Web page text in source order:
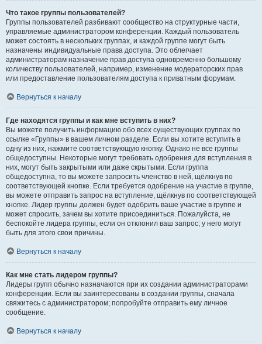
Что такое группы пользователей?
Группы пользователей разбивают сообщество на структурные части,
управляемые администратором конференции. Каждый пользователь
может состоять в нескольких группах, и каждой группе могут быть
назначены индивидуальные права доступа. Это облегчает
администраторам назначение прав доступа одновременно большому
количеству пользователей, например, изменение модераторских прав
или предоставление пользователям доступа к приватным форумам.
Вернуться к началу
Где находятся группы и как мне вступить в них?
Вы можете получить информацию обо всех существующих группах по
ссылке «Группы» в вашем личном разделе. Если вы хотите вступить в
одну из них, нажмите соответствующую кнопку. Однако не все группы
общедоступны. Некоторые могут требовать одобрения для вступления в
них, могут быть закрытыми или даже скрытыми. Если группа
общедоступна, то вы можете запросить членство в ней, щёлкнув по
соответствующей кнопке. Если требуется одобрение на участие в группе,
вы можете отправить запрос на вступление, щёлкнув по соответствующей
кнопке. Лидер группы должен будет одобрить ваше участие в группе и
может спросить, зачем вы хотите присоединиться. Пожалуйста, не
беспокойте лидера группы, если он отклонил ваш запрос; у него могут
быть для этого свои причины.
Вернуться к началу
Как мне стать лидером группы?
Лидеры групп обычно назначаются при их создании администраторами
конференции. Если вы заинтересованы в создании группы, сначала
свяжитесь с администратором; попробуйте отправить ему личное
сообщение.
Вернуться к началу